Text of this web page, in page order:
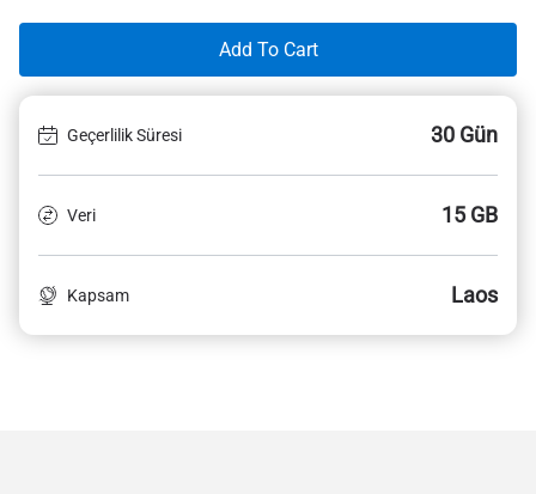
Add To Cart
Geçerlilik Süresi 30 Gün
Veri 15 GB
Kapsam Laos